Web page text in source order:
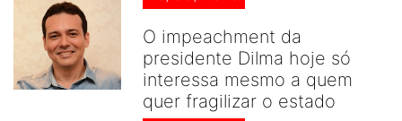
O impeachment da
presidente Dilma hoje só
interessa mesmo a quem
quer fragilizar o estado